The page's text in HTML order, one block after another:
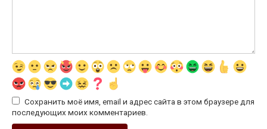
Сохранить моё имя, email и адрес сайта в этом браузере для
последующих моих комментариев.